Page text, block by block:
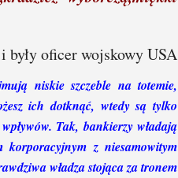
oficer wojskowy USA
niskie szczeble na totemie,
ich dotknąć, wtedy są tylko
Tak, bankierzy władają
korporacyjnym z niesamowitym
władza stojąca za tronem